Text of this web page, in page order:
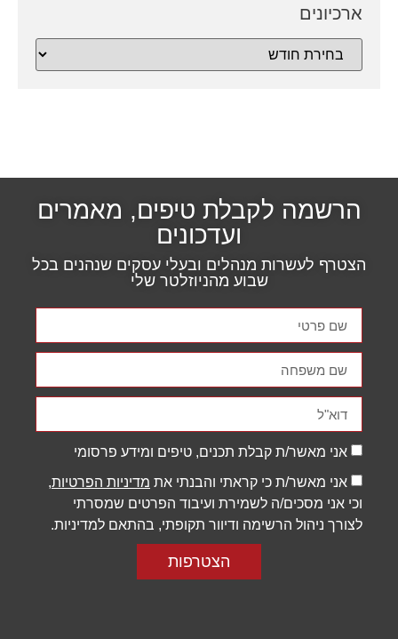
ארכיונים
הרשמה לקבלת טיפים, מאמרים
ועדכונים
הצטרף לעשרות מנהלים ובעלי עסקים שנהנים בכל
שבוע מהניוזלטר שלי
אני מאשר/ת קבלת תכנים, טיפים ומידע פרסומי
אני מאשר/ת כי קראתי והבנתי את מדיניות הפרטיות,
וכי אני מסכים/ה לשמירת ועיבוד הפרטים שמסרתי
לצורך ניהול הרשימה ודיוור תקופתי, בהתאם למדיניות.
הצטרפות